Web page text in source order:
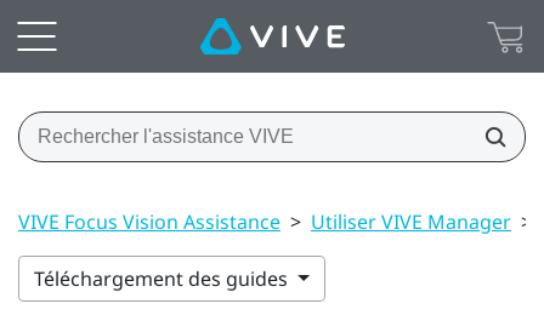
VIVE Focus Vision Assistance > Utiliser VIVE Manager >
Téléchargement des guides